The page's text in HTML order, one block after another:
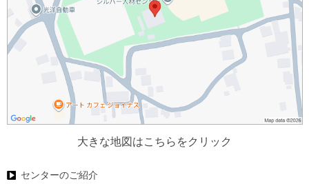
大きな地図はこちらをクリック
センターのご紹介